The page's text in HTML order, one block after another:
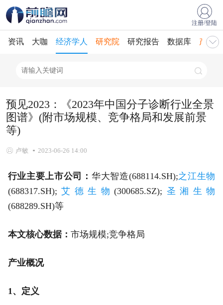
注册/登陆
资讯 大咖 经济学人 研究院 研究报告 数据库 产业
预见2023：《2023年中国分子诊断行业全景
图谱》(附市场规模、竞争格局和发展前景
等)
卢敏 2023-06-26 14:00
行业主要上市公司： 华大智造(688114.SH);之江生物
(688317.SH); 艾德生物(300685.SZ); 圣湘生物
(688289.SH)等
本文核心数据： 市场规模;竞争格局
产业概况
1、定义